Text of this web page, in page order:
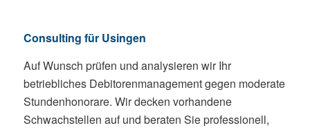
Consulting für Usingen
Auf Wunsch prüfen und analysieren wir Ihr
betriebliches Debitorenmanagement gegen moderate
Stundenhonorare. Wir decken vorhandene
Schwachstellen auf und beraten Sie professionell,